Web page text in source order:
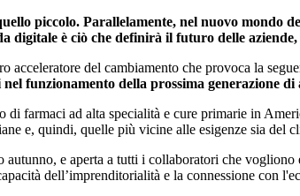
piccolo. Parallelamente, nel nuovo mondo
è ciò che definirà il futuro delle
del cambiamento che provoca la
funzionamento della prossima generazione di
farmaci ad alta specialità e cure primarie in
e, quindi, quelle più vicine alle esigenze sia del
e aperta a tutti i collaboratori che
dell’imprenditorialità e la connessione con